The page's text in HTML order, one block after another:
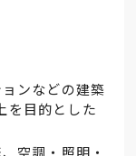
ンなどの建築
を目的とした
空調・照明・